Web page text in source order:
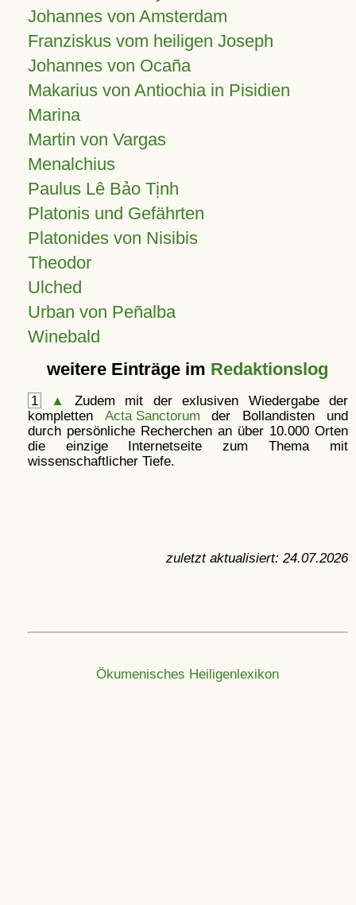
Johannes von Amsterdam
Franziskus vom heiligen Joseph
Johannes von Ocaña
Makarius von Antiochia in Pisidien
Marina
Martin von Vargas
Menalchius
Paulus Lê Bảo Tịnh
Platonis und Gefährten
Platonides von Nisibis
Theodor
Ulched
Urban von Peñalba
Winebald
weitere Einträge im Redaktionslog
1 ▲
Zudem mit der exlusiven Wiedergabe der
kompletten Acta Sanctorum der Bollandisten und
durch persönliche Recherchen an über 10.000 Orten
die einzige Internetseite zum Thema mit
wissenschaftlicher Tiefe.
zuletzt aktualisiert: 24.07.2026
Ökumenisches Heiligenlexikon